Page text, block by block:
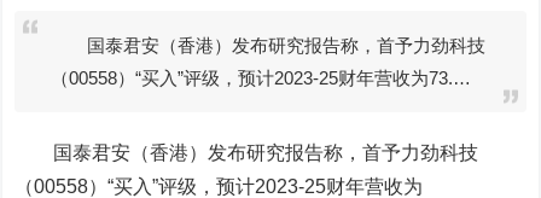
国泰君安（香港）发布研究报告称，首予力劲科技
（00558）“买入”评级，预计2023-25财年营收为73.…
国泰君安 （香港）发布研究报告称，首予力劲科技
（00558）“买入”评级，预计2023-25财年营收为